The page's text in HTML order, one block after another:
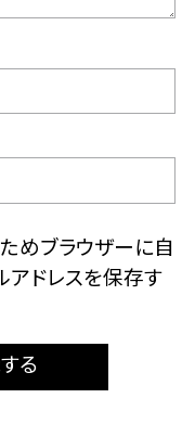
めブラウザーに自
アドレスを保存す
る